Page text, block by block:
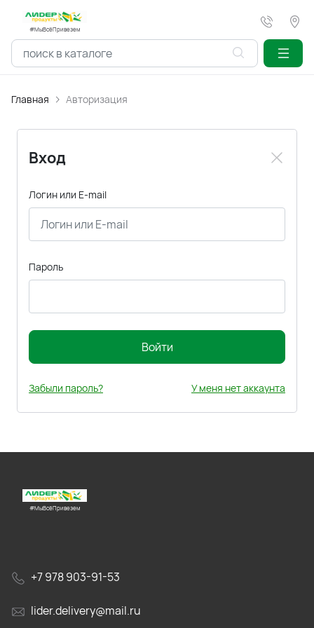
#МыВсёПривезем
Главная Авторизация
Вход
Логин или E-mail
Пароль
Войти
Забыли пароль? У меня нет аккаунта
#МыВсёПривезем
+7 978 903-91-53
lider.delivery@mail.ru